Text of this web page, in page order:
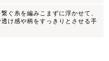
ぐ糸を編みこまずに浮かせて、
け感や柄をすっきりとさせる手